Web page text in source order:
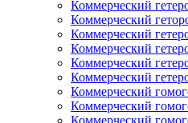
Коммерческий
Коммерческий
Коммерческий
Коммерческий
Коммерческий
Коммерческий
Коммерческий
Коммерческий
Коммерческий